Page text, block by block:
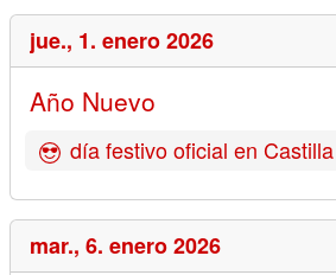
jue., 1. enero 2026
Año Nuevo
día festivo oficial en
mar., 6. enero 2026